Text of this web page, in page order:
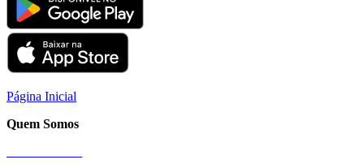
Página Inicial
Quem Somos